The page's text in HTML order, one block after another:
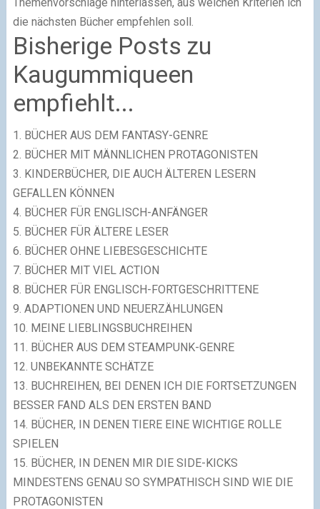
die nächsten Bücher empfehlen soll.
Bisherige Posts zu
Kaugummiqueen
empfiehlt...
1. BÜCHER AUS DEM FANTASY-GENRE
2. BÜCHER MIT MÄNNLICHEN PROTAGONISTEN
3. KINDERBÜCHER, DIE AUCH ÄLTEREN LESERN
GEFALLEN KÖNNEN
4. BÜCHER FÜR ENGLISCH-ANFÄNGER
5. BÜCHER FÜR ÄLTERE LESER
6. BÜCHER OHNE LIEBESGESCHICHTE
7. BÜCHER MIT VIEL ACTION
8. BÜCHER FÜR ENGLISCH-FORTGESCHRITTENE
9. ADAPTIONEN UND NEUERZÄHLUNGEN
10. MEINE LIEBLINGSBUCHREIHEN
11. BÜCHER AUS DEM STEAMPUNK-GENRE
12. UNBEKANNTE SCHÄTZE
13. BUCHREIHEN, BEI DENEN ICH DIE FORTSETZUNGEN
BESSER FAND ALS DEN ERSTEN BAND
14. BÜCHER, IN DENEN TIERE EINE WICHTIGE ROLLE
SPIELEN
15. BÜCHER, IN DENEN MIR DIE SIDE-KICKS
MINDESTENS GENAU SO SYMPATHISCH SIND WIE DIE
PROTAGONISTEN